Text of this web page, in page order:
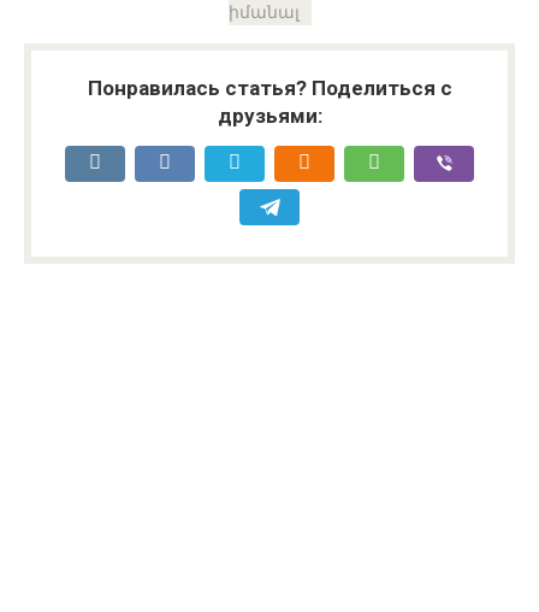
իմանալ
Понравилась статья? Поделиться с
друзьями: